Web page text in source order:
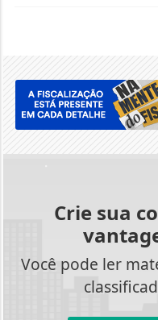
Crie sua
Você pode ler